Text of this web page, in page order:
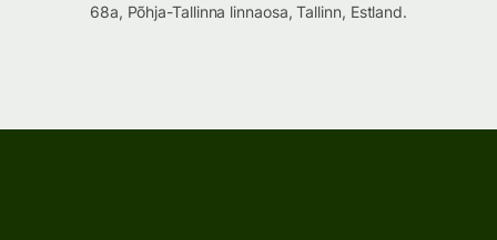
68a, Põhja-Tallinna linnaosa, Tallinn, Estland.